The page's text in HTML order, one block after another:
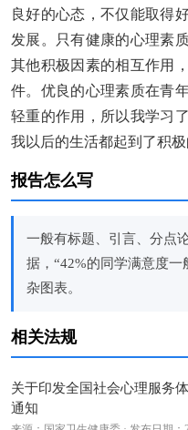
良好的心态，不仅能取得
发展。只有健康的心理素
其他积极因素的相互作用
件。优良的心理素质在青
轻重的作用，所以我学习
我以后的生活都起到了积极
报告怎么写
一般有标题、引言、分点
据，“42%的同学满意度
杂图表。
相关法规
关于印发全国社会心理服务
通知